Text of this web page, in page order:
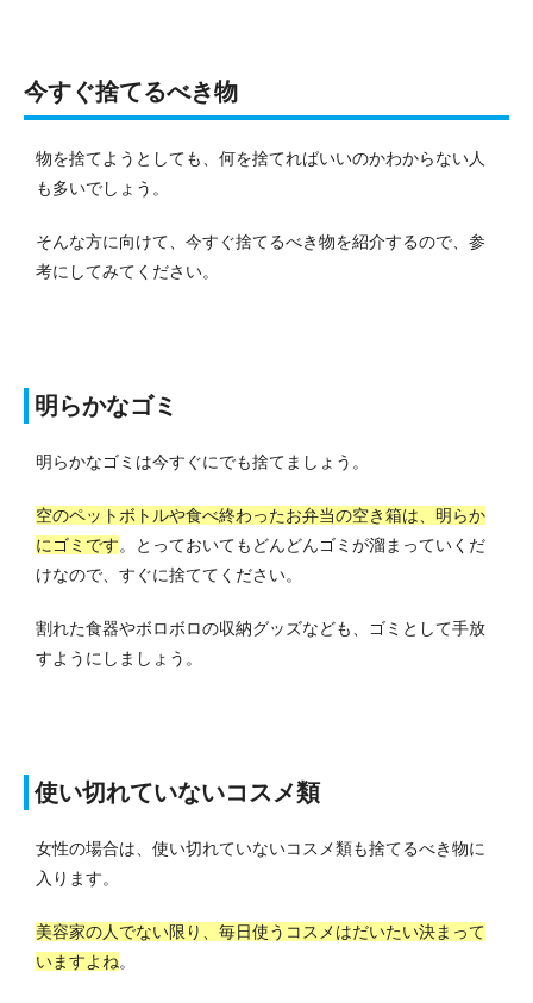
今すぐ捨てるべき物
物を捨てようとしても、何を捨てればいいのかわからない人
も多いでしょう。
そんな方に向けて、今すぐ捨てるべき物を紹介するので、参
考にしてみてください。
明らかなゴミ
明らかなゴミは今すぐにでも捨てましょう。
空のペットボトルや食べ終わったお弁当の空き箱は、明らか
にゴミです。
とっておいてもどんどんゴミが溜まっていくだ
けなので、すぐに捨ててください。
割れた食器やボロボロの収納グッズなども、ゴミとして手放
すようにしましょう。
使い切れていないコスメ類
女性の場合は、使い切れていないコスメ類も捨てるべき物に
入ります。
美容家の人でない限り、毎日使うコスメはだいたい決まって
いますよね。